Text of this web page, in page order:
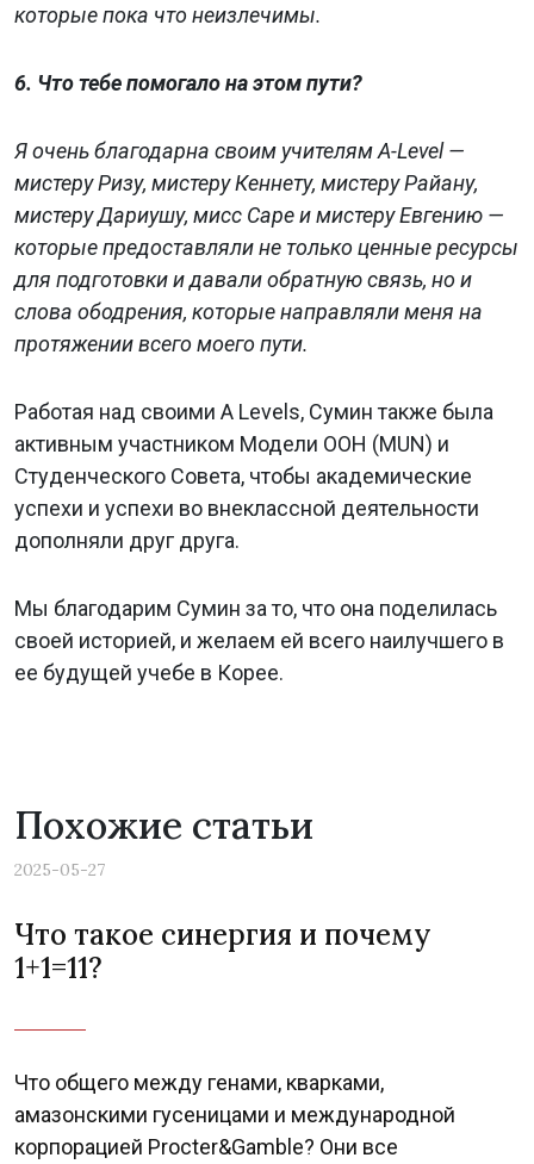
которые пока что неизлечимы.
6. Что тебе помогало на этом пути?
Я очень благодарна своим учителям A-Level —
мистеру Ризу, мистеру Кеннету, мистеру Райану,
мистеру Дариушу, мисс Саре и мистеру Евгению —
которые предоставляли не только ценные ресурсы
для подготовки и давали обратную связь, но и
слова ободрения, которые направляли меня на
протяжении всего моего пути.
Работая над своими A Levels, Сумин также была
активным участником Модели ООН (MUN) и
Студенческого Совета, чтобы академические
успехи и успехи во внеклассной деятельности
дополняли друг друга.
Мы благодарим Сумин за то, что она поделилась
своей историей, и желаем ей всего наилучшего в
ее будущей учебе в Корее.
Похожие статьи
2025-05-27
Что такое синергия и почему
1+1=11?
Что общего между генами, кварками,
амазонскими гусеницами и международной
корпорацией Procter&Gamble? Они все